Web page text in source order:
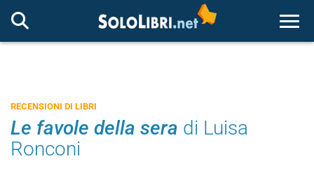
RECENSIONI DI LIBRI
Le favole della sera di Luisa
Ronconi